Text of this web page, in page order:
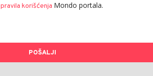
pravila korišćenja Mondo portala.
POŠALJI